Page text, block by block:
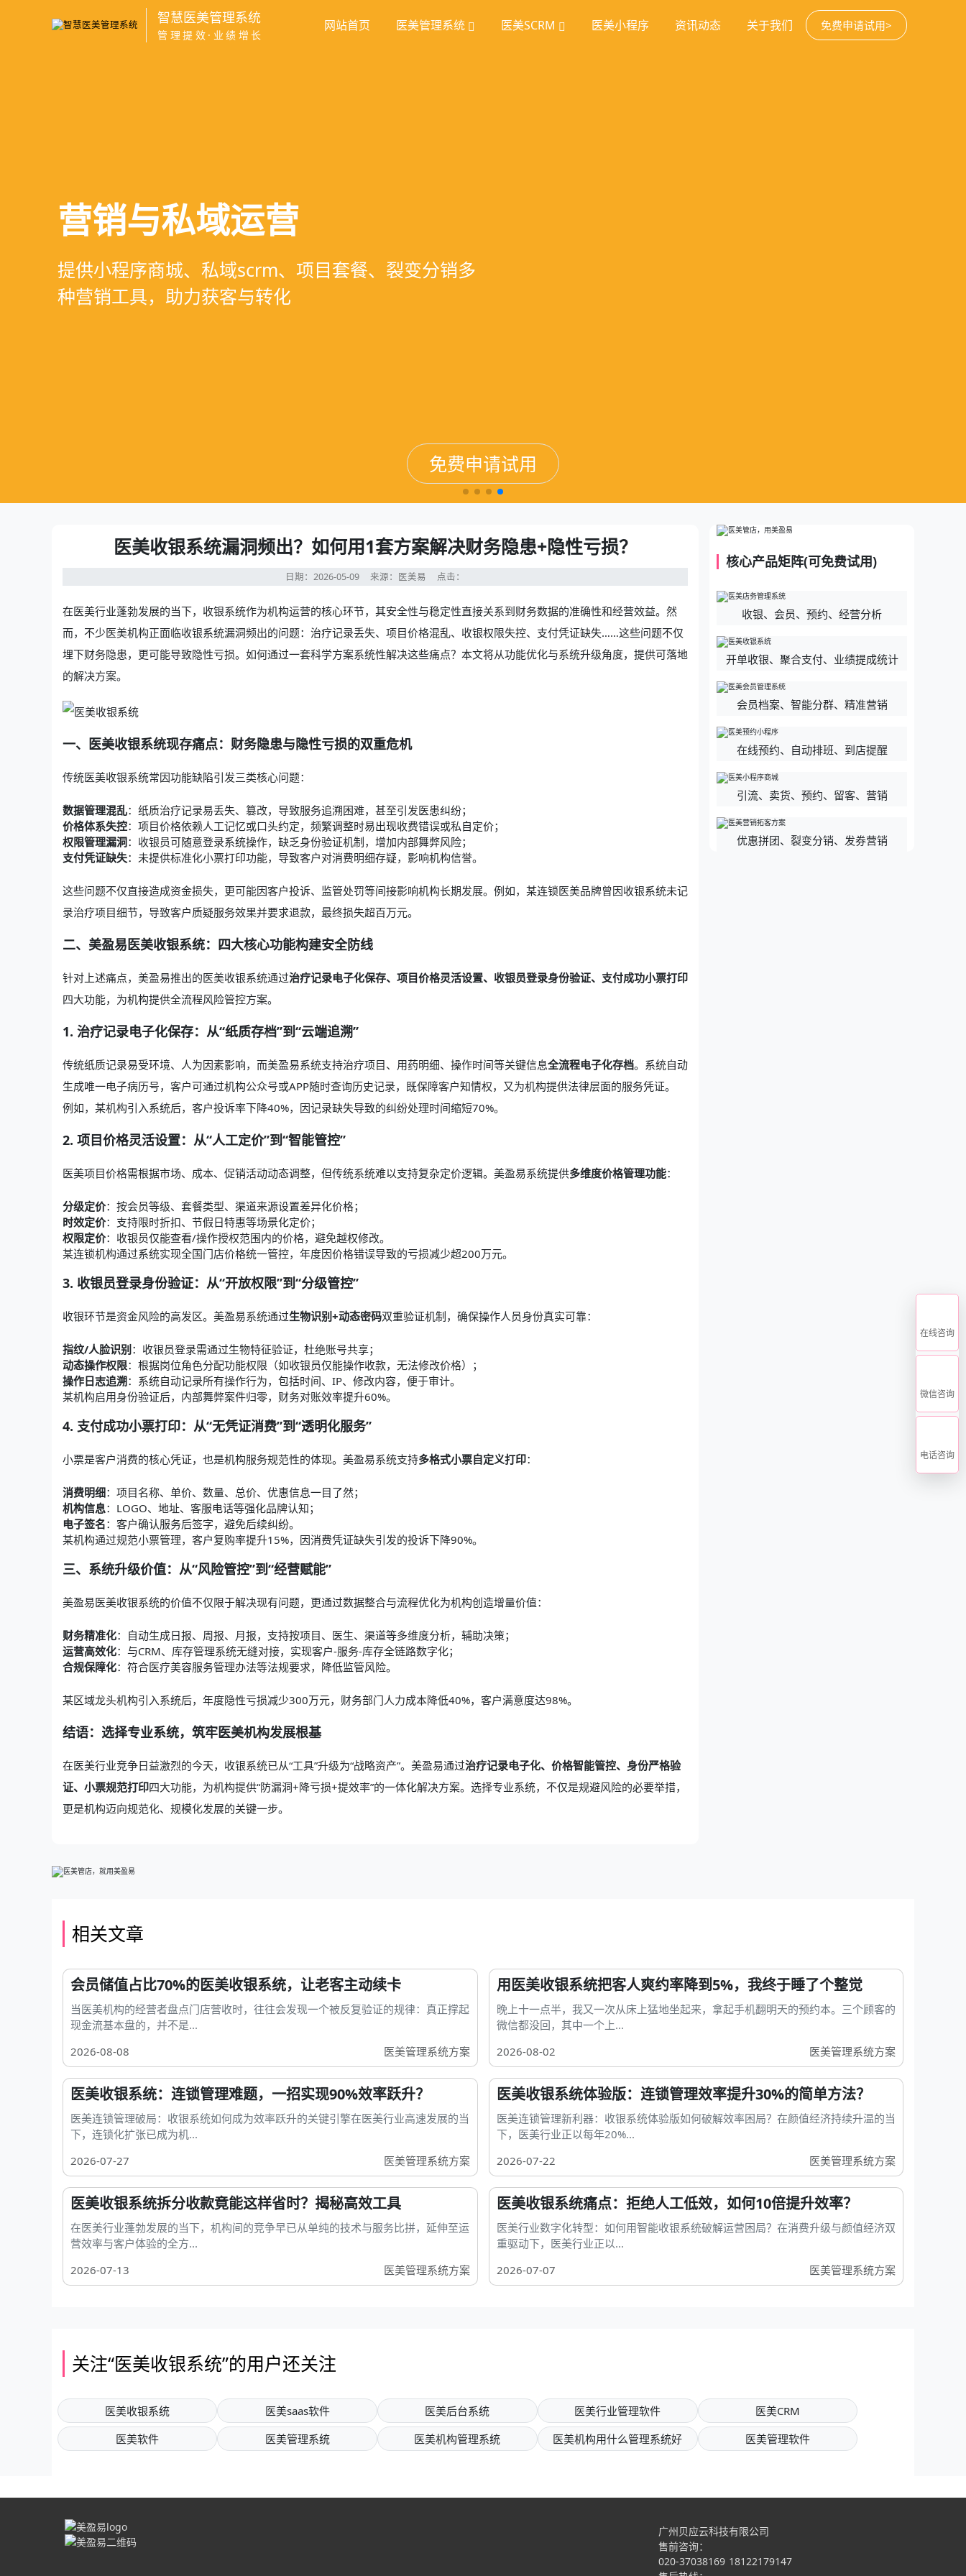
智慧医美管理系统
管理提效·业绩增长
免费申请试用>
网站首页 医美管理系统 医美SCRM 医美小程序 资讯动态 关于我们
医疗资源调度管理
支持电子病历、医生排班、手术室管理、智能预约分
配，科学安排医疗资源
免费申请试用
高净值客户价值挖掘
支持客户分级管理、消费轨迹追踪、个性化方案定
制、实现客户长期价值挖掘
免费申请试用
营销与私域运营
提供小程序商城、私域scrm、项目套餐、裂变分销多
种营销工具，助力获客与转化
免费申请试用
智慧医美管理系统
一站式解决医美机构预约、咨询、手术安排、会员管
理、财务核算全流程管理
免费申请试用
医美收银系统漏洞频出？如何用1套方案解决财务隐患+隐性亏损？
日期：2026-05-09 来源：医美易 点击：
在医美行业蓬勃发展的当下，收银系统作为机构运营的核心环节，其安全性与稳定性直接关系到财务数据的准确性和经营效益。然
而，不少医美机构正面临收银系统漏洞频出的问题：治疗记录丢失、项目价格混乱、收银权限失控、支付凭证缺失……这些问题不仅
埋下财务隐患，更可能导致隐性亏损。如何通过一套科学方案系统性解决这些痛点？本文将从功能优化与系统升级角度，提供可落地
的解决方案。
一、医美收银系统现存痛点：财务隐患与隐性亏损的双重危机
传统医美收银系统常因功能缺陷引发三类核心问题：
数据管理混乱：纸质治疗记录易丢失、篡改，导致服务追溯困难，甚至引发医患纠纷；
价格体系失控：项目价格依赖人工记忆或口头约定，频繁调整时易出现收费错误或私自定价；
权限管理漏洞：收银员可随意登录系统操作，缺乏身份验证机制，增加内部舞弊风险；
支付凭证缺失：未提供标准化小票打印功能，导致客户对消费明细存疑，影响机构信誉。
这些问题不仅直接造成资金损失，更可能因客户投诉、监管处罚等间接影响机构长期发展。例如，某连锁医美品牌曾因收银系统未记
录治疗项目细节，导致客户质疑服务效果并要求退款，最终损失超百万元。
二、美盈易医美收银系统：四大核心功能构建安全防线
针对上述痛点，美盈易推出的医美收银系统通过治疗记录电子化保存、项目价格灵活设置、收银员登录身份验证、支付成功小票打印
四大功能，为机构提供全流程风险管控方案。
1. 治疗记录电子化保存：从“纸质存档”到“云端追溯”
传统纸质记录易受环境、人为因素影响，而美盈易系统支持治疗项目、用药明细、操作时间等关键信息全流程电子化存档。系统自动
生成唯一电子病历号，客户可通过机构公众号或APP随时查询历史记录，既保障客户知情权，又为机构提供法律层面的服务凭证。
例如，某机构引入系统后，客户投诉率下降40%，因记录缺失导致的纠纷处理时间缩短70%。
2. 项目价格灵活设置：从“人工定价”到“智能管控”
医美项目价格需根据市场、成本、促销活动动态调整，但传统系统难以支持复杂定价逻辑。美盈易系统提供多维度价格管理功能：
分级定价：按会员等级、套餐类型、渠道来源设置差异化价格；
时效定价：支持限时折扣、节假日特惠等场景化定价；
权限定价：收银员仅能查看/操作授权范围内的价格，避免越权修改。
某连锁机构通过系统实现全国门店价格统一管控，年度因价格错误导致的亏损减少超200万元。
3. 收银员登录身份验证：从“开放权限”到“分级管控”
收银环节是资金风险的高发区。美盈易系统通过生物识别+动态密码双重验证机制，确保操作人员身份真实可靠：
指纹/人脸识别 ：收银员登录需通过生物特征验证，杜绝账号共享；
动态操作权限：根据岗位角色分配功能权限（如收银员仅能操作收款，无法修改价格）；
操作日志追溯：系统自动记录所有操作行为，包括时间、IP、修改内容，便于审计。
某机构启用身份验证后，内部舞弊案件归零，财务对账效率提升60%。
4. 支付成功小票打印：从“无凭证消费”到“透明化服务”
小票是客户消费的核心凭证，也是机构服务规范性的体现。美盈易系统支持多格式小票自定义打印：
消费明细：项目名称、单价、数量、总价、优惠信息一目了然；
机构信息：LOGO、地址、客服电话等强化品牌认知；
电子签名：客户确认服务后签字，避免后续纠纷。
某机构通过规范小票管理，客户复购率提升15%，因消费凭证缺失引发的投诉下降90%。
三、系统升级价值：从“风险管控”到“经营赋能”
美盈易医美收银系统的价值不仅限于解决现有问题，更通过数据整合与流程优化为机构创造增量价值：
财务精准化：自动生成日报、周报、月报，支持按项目、医生、渠道等多维度分析，辅助决策；
运营高效化：与CRM、库存管理系统无缝对接，实现客户-服务-库存全链路数字化；
合规保障化：符合医疗美容服务管理办法等法规要求，降低监管风险。
某区域龙头机构引入系统后，年度隐性亏损减少300万元，财务部门人力成本降低40%，客户满意度达98%。
结语：选择专业系统，筑牢医美机构发展根基
在医美行业竞争日益激烈的今天，收银系统已从“工具”升级为“战略资产”。美盈易通过治疗记录电子化、价格智能管控、身份严格验
证、小票规范打印四大功能，为机构提供“防漏洞+降亏损+提效率”的一体化解决方案。选择专业系统，不仅是规避风险的必要举措，
更是机构迈向规范化、规模化发展的关键一步。
核心产品矩阵(可免费试用)
收银、会员、预约、经营分析
开单收银、聚合支付、业绩提成统计
会员档案、智能分群、精准营销
在线预约、自动排班、到店提醒
引流、卖货、预约、留客、营销
优惠拼团、裂变分销、发券营销
相关文章
会员储值占比70%的医美收银系统，让老客主动续卡
当医美机构的经营者盘点门店营收时，往往会发现一个被反复验证的规律：真正撑起
现金流基本盘的，并不是...
2026-08-08
医美管理系统方案
用医美收银系统把客人爽约率降到5%，我终于睡了个整觉
晚上十一点半，我又一次从床上猛地坐起来，拿起手机翻明天的预约本。三个顾客的
微信都没回，其中一个上...
2026-08-02
医美管理系统方案
医美收银系统：连锁管理难题，一招实现90%效率跃升？
医美连锁管理破局：收银系统如何成为效率跃升的关键引擎在医美行业高速发展的当
下，连锁化扩张已成为机...
2026-07-27
医美管理系统方案
医美收银系统体验版：连锁管理效率提升30%的简单方法？
医美连锁管理新利器：收银系统体验版如何破解效率困局？在颜值经济持续升温的当
下，医美行业正以每年20%...
2026-07-22
医美管理系统方案
医美收银系统拆分收款竟能这样省时？揭秘高效工具
在医美行业蓬勃发展的当下，机构间的竞争早已从单纯的技术与服务比拼，延伸至运
营效率与客户体验的全方...
2026-07-13
医美管理系统方案
医美收银系统痛点：拒绝人工低效，如何10倍提升效率？
医美行业数字化转型：如何用智能收银系统破解运营困局？在消费升级与颜值经济双
重驱动下，医美行业正以...
2026-07-07
医美管理系统方案
关注“医美收银系统”的用户还关注
医美收银系统 医美saas软件 医美后台系统 医美行业管理软件
医美CRM
医美软件
医美管理系统 医美机构管理系统 医美机构用什么管理系统好 医美管理软件
广州贝应云科技有限公司
售前咨询：
020-37038169 18122179147
在线咨询
微信咨询
电话咨询